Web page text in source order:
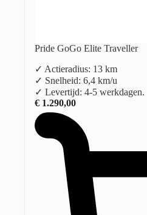
Pride GoGo Elite Traveller
✓ Actieradius: 13 km
✓ Snelheid: 6,4 km/u
✓ Levertijd: 4-5 werkdagen.
€ 1.290,00